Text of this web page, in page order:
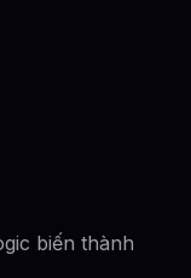
biến thành